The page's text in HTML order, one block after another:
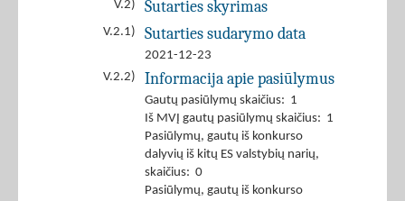
V.2)
Sutarties skyrimas
V.2.1) Sutarties sudarymo data
2021-12-23
V.2.2)
Informacija apie pasiūlymus
Gautų pasiūlymų skaičius: 1
Iš MVĮ gautų pasiūlymų skaičius: 1
Pasiūlymų, gautų iš konkurso
dalyvių iš kitų ES valstybių narių,
skaičius: 0
Pasiūlymų, gautų iš konkurso